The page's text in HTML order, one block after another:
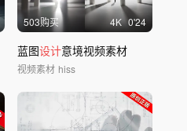
503购买 4K 0'24
蓝图设计意境视频素材
视频素材 hiss